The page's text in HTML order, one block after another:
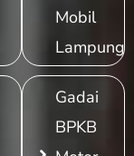
Mobil
Lampung
Gadai
BPKB